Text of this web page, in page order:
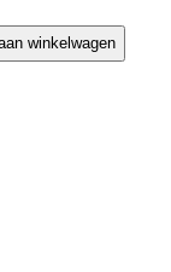
winkelwagen